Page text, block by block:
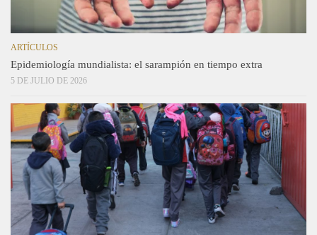
ARTÍCULOS
Epidemiología mundialista: el sarampión en tiempo extra
5 DE JULIO DE 2026